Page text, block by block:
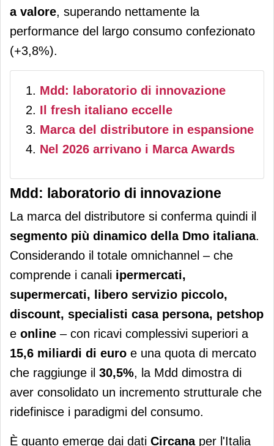
a valore, superando nettamente la
performance del largo consumo confezionato
(+3,8%).
Mdd: laboratorio di innovazione
Il fresh italiano eccelle
Marca del distributore in espansione
Nel 2026 arrivano i Marca Awards
Mdd: laboratorio di innovazione
La marca del distributore si conferma quindi il
segmento più dinamico della Dmo italiana.
Considerando il totale omnichannel – che
comprende i canali ipermercati,
supermercati, libero servizio piccolo,
discount, specialisti casa persona, petshop
e online – con ricavi complessivi superiori a
15,6 miliardi di euro e una quota di mercato
che raggiunge il 30,5%, la Mdd dimostra di
aver consolidato un incremento strutturale che
ridefinisce i paradigmi del consumo.
È quanto emerge dai dati Circanaper l'Italia